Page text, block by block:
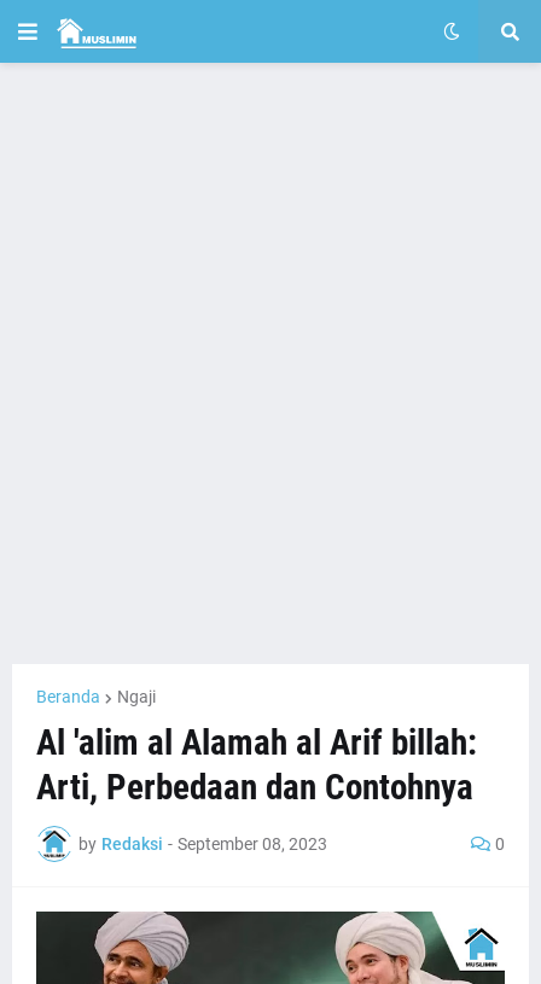
Beranda Ngaji
Al 'alim al Alamah al Arif billah:
Arti, Perbedaan dan Contohnya
by Redaksi - September 08, 2023 0